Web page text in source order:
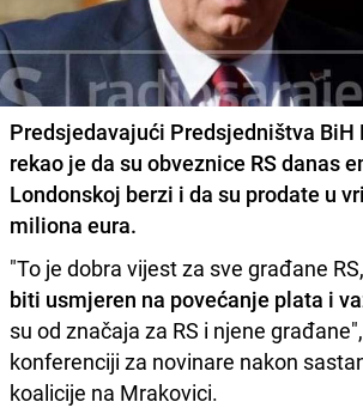
Predsjedavajući Predsjedništva BiH
rekao je da su obveznice RS danas
Londonskoj berzi i da su prodate u
miliona eura.
"To je dobra vijest za sve građane
biti usmjeren na povećanje plata i
su od značaja za RS i njene
konferenciji za novinare nakon
koalicije na Mrakovici.